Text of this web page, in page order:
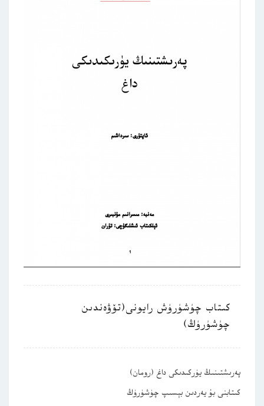
كىتاب چۈشۈرۈش رايونى(تۆۋەندىن
چۈشۈرۈڭ)
پەرىشتىنىڭ يۈركىدىكى داغ (رومان)
كىتابنى بۇ يەردىن بېسىپ چۈشۈرۈڭ